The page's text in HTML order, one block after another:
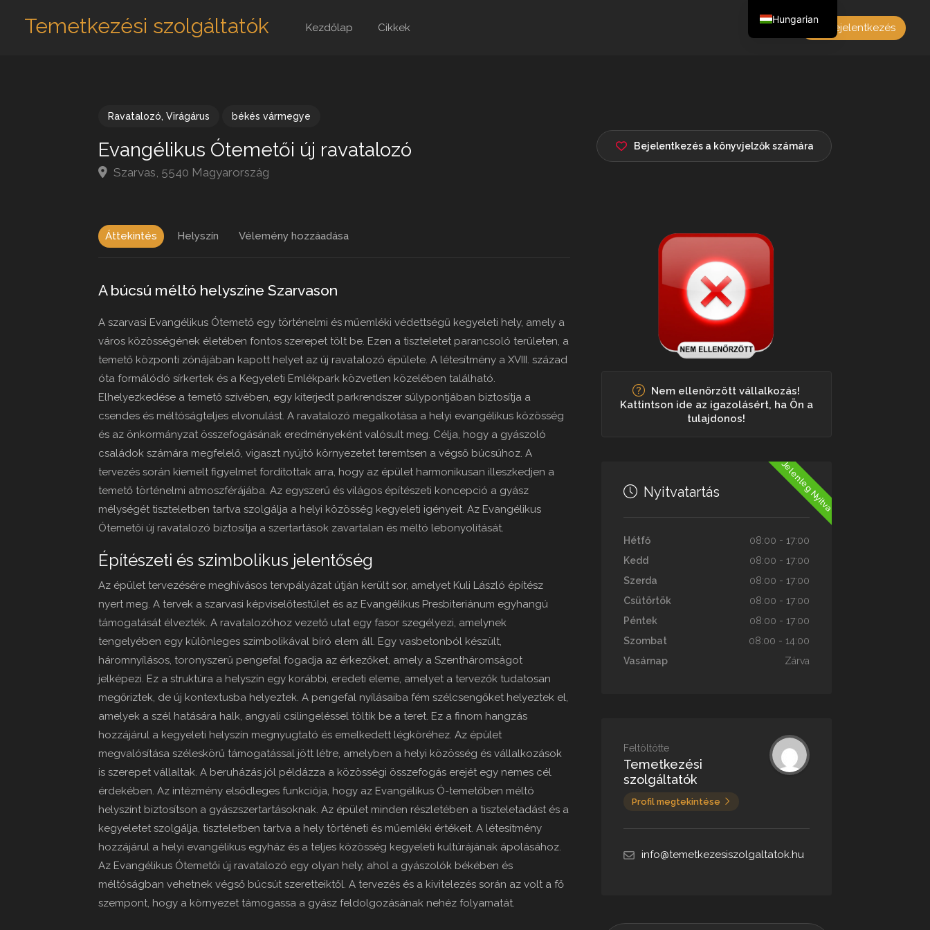
Temetkezési szolgáltatók Kezdőlap Cikkek Bejelentkezés
Ravatalozó, Virágárus békés vármegye
Evangélikus Ótemetői új ravatalozó
Szarvas, 5540 Magyarország
Bejelentkezés a könyvjelzők számára
Áttekintés Helyszín Vélemény hozzáadása
A búcsú méltó helyszíne Szarvason
A szarvasi Evangélikus Ótemető egy történelmi és műemléki védettségű kegyeleti hely, amely a
város közösségének életében fontos szerepet tölt be. Ezen a tiszteletet parancsoló területen, a
temető központi zónájában kapott helyet az új ravatalozó épülete. A létesítmény a XVIII. század
óta formálódó sírkertek és a Kegyeleti Emlékpark közvetlen közelében található.
Elhelyezkedése a temető szívében, egy kiterjedt parkrendszer súlypontjában biztosítja a
csendes és méltóságteljes elvonulást. A ravatalozó megalkotása a helyi evangélikus közösség
és az önkormányzat összefogásának eredményeként valósult meg. Célja, hogy a gyászoló
családok számára megfelelő, vigaszt nyújtó környezetet teremtsen a végső búcsúhoz. A
tervezés során kiemelt figyelmet fordítottak arra, hogy az épület harmonikusan illeszkedjen a
temető történelmi atmoszférájába. Az egyszerű és világos építészeti koncepció a gyász
mélységét tiszteletben tartva szolgálja a helyi közösség kegyeleti igényeit. Az Evangélikus
Ótemetői új ravatalozó biztosítja a szertartások zavartalan és méltó lebonyolítását.
Építészeti és szimbolikus jelentőség
Az épület tervezésére meghívásos tervpályázat útján került sor, amelyet Kuli László építész
nyert meg. A tervek a szarvasi képviselőtestület és az Evangélikus Presbiteriánum egyhangú
támogatását élvezték. A ravatalozóhoz vezető utat egy fasor szegélyezi, amelynek
tengelyében egy különleges szimbolikával bíró elem áll. Egy vasbetonból készült,
háromnyílásos, toronyszerű pengefal fogadja az érkezőket, amely a Szentháromságot
jelképezi. Ez a struktúra a helyszín egy korábbi, eredeti eleme, amelyet a tervezők tudatosan
megőriztek, de új kontextusba helyeztek. A pengefal nyílásaiba fém szélcsengőket helyeztek el,
amelyek a szél hatására halk, angyali csilingeléssel töltik be a teret. Ez a finom hangzás
hozzájárul a kegyeleti helyszín megnyugtató és emelkedett légköréhez. Az épület
megvalósítása széleskörű támogatással jött létre, amelyben a helyi közösség és vállalkozások
is szerepet vállaltak. A beruházás jól példázza a közösségi összefogás erejét egy nemes cél
érdekében. Az intézmény elsődleges funkciója, hogy az Evangélikus Ó-temetőben méltó
helyszínt biztosítson a gyászszertartásoknak. Az épület minden részletében a tiszteletadást és a
kegyeletet szolgálja, tiszteletben tartva a hely történeti és műemléki értékeit. A létesítmény
hozzájárul a helyi evangélikus egyház és a teljes közösség kegyeleti kultúrájának ápolásához.
Az Evangélikus Ótemetői új ravatalozó egy olyan hely, ahol a gyászolók békében és
méltóságban vehetnek végső búcsút szeretteiktől. A tervezés és a kivitelezés során az volt a fő
szempont, hogy a környezet támogassa a gyász feldolgozásának nehéz folyamatát.
Nem ellenőrzött vállalkozás!
Kattintson ide az igazolásért, ha Ön a
tulajdonos!
Jelenleg Nyitva
Nyitvatartás
Hétfő
08:00 - 17:00
Kedd
08:00 - 17:00
Szerda
08:00 - 17:00
Csütörtök
08:00 - 17:00
Péntek
08:00 - 17:00
Szombat
08:00 - 14:00
Vasárnap
Zárva
Feltöltötte
Temetkezési
szolgáltatók
Profil megtekintése
info@temetkezesiszolgaltatok.hu
Hungarian
English
French